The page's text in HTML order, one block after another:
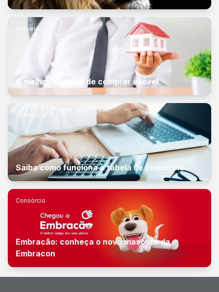
Imóveis
A melhor maneira de comprar imóvel
Consórcio
Saiba como funciona a tabela de consórcio
Consórcio
Embracão: conheça o novo mascote da
Embracon